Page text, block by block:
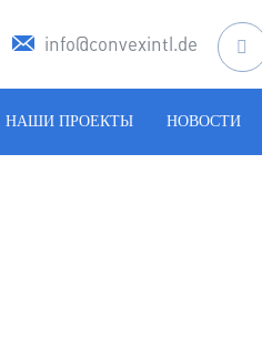
info@convexintl.de
НАШИ ПРОЕКТЫ НОВОСТИ